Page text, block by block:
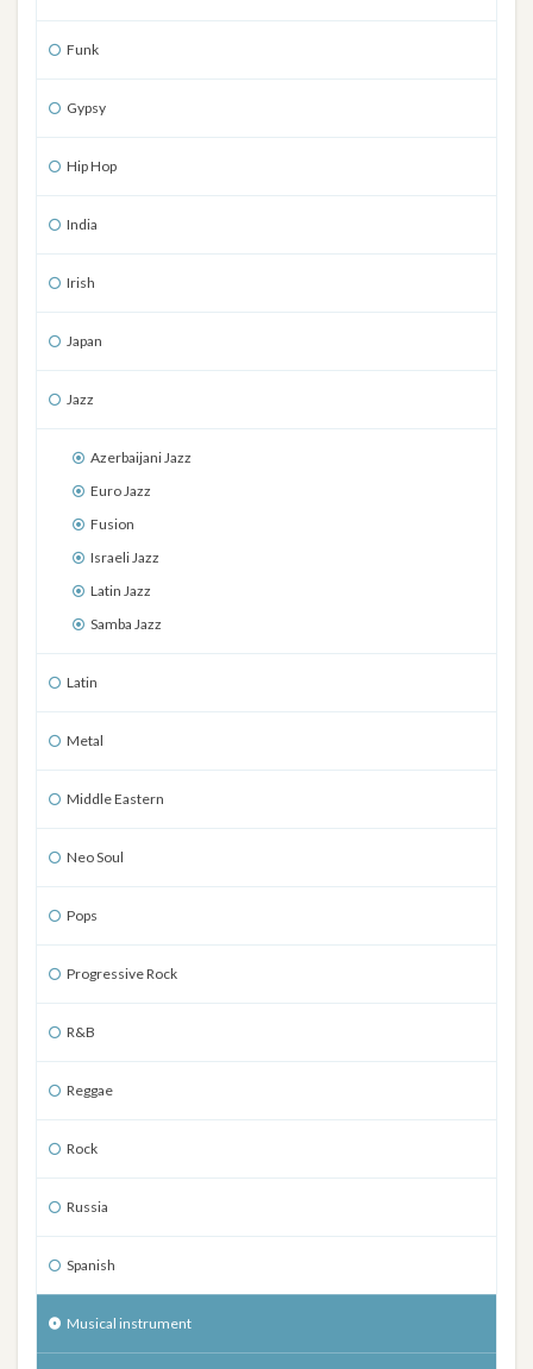
Funk
Gypsy
Hip Hop
India
Irish
Japan
Jazz
Azerbaijani Jazz
Euro Jazz
Fusion
Israeli Jazz
Latin Jazz
Samba Jazz
Latin
Metal
Middle Eastern
Neo Soul
Pops
Progressive Rock
R&B
Reggae
Rock
Russia
Spanish
Musical instrument